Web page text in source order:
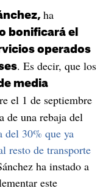
ha
bonificará el
operados
. Es decir, que los
media
el 1 de septiembre
de una rebaja del
del 30% que ya
resto de transporte
ha instado a
este